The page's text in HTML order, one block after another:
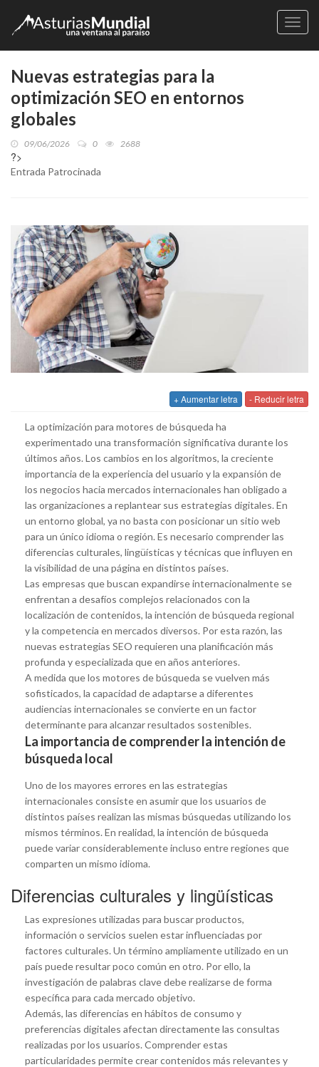
Nuevas estrategias para la
optimización SEO en entornos
globales
09/06/2026 0 2688
?>
Entrada Patrocinada
+ Aumentar letra - Reducir letra
La optimización para motores de búsqueda ha
experimentado una transformación significativa durante los
últimos años. Los cambios en los algoritmos, la creciente
importancia de la experiencia del usuario y la expansión de
los negocios hacia mercados internacionales han obligado a
las organizaciones a replantear sus estrategias digitales. En
un entorno global, ya no basta con posicionar un sitio web
para un único idioma o región. Es necesario comprender las
diferencias culturales, lingüísticas y técnicas que influyen en
la visibilidad de una página en distintos países.
Las empresas que buscan expandirse internacionalmente se
enfrentan a desafíos complejos relacionados con la
localización de contenidos, la intención de búsqueda regional
y la competencia en mercados diversos. Por esta razón, las
nuevas estrategias SEO requieren una planificación más
profunda y especializada que en años anteriores.
A medida que los motores de búsqueda se vuelven más
sofisticados, la capacidad de adaptarse a diferentes
audiencias internacionales se convierte en un factor
determinante para alcanzar resultados sostenibles.
La importancia de comprender la intención de
búsqueda local
Uno de los mayores errores en las estrategias
internacionales consiste en asumir que los usuarios de
distintos países realizan las mismas búsquedas utilizando los
mismos términos. En realidad, la intención de búsqueda
puede variar considerablemente incluso entre regiones que
comparten un mismo idioma.
Diferencias culturales y lingüísticas
Las expresiones utilizadas para buscar productos,
información o servicios suelen estar influenciadas por
factores culturales. Un término ampliamente utilizado en un
país puede resultar poco común en otro. Por ello, la
investigación de palabras clave debe realizarse de forma
específica para cada mercado objetivo.
Además, las diferencias en hábitos de consumo y
preferencias digitales afectan directamente las consultas
realizadas por los usuarios. Comprender estas
particularidades permite crear contenidos más relevantes y